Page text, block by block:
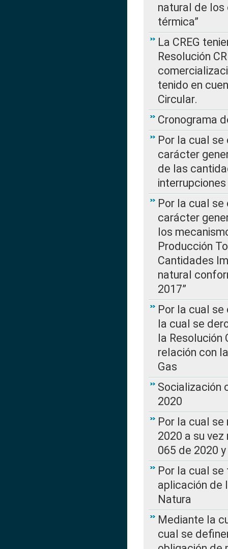
natural de los
térmica”
La CREG
Resolución
tenido en
Circular.
Cronograma
Por la cual
carácter
de las
Por la cual
carácter
los
Producción
Cantidades
natural
2017”
Por la cual
la cual se
la Resolución
relación con
Gas
Socialización
2020
Por la cual se
2020 a su
065 de 2020
Por la cual
aplicación de
Natura
Mediante la
cual se